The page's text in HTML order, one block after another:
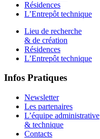
Résidences
L’Entrepôt technique
Lieu de recherche
& de création
Résidences
L’Entrepôt technique
Infos Pratiques
Newsletter
Les partenaires
L’équipe administrative
& technique
Contacts